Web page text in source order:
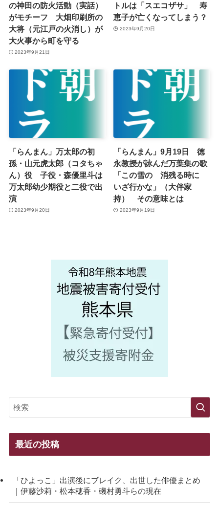
の神田の防火活動（実話）
がモチーフ 大畑印刷所の
大将（元江戸の火消し）が
大火事から町を守る
2023年9月21日
トルは「スエコザサ」 寿
恵子が亡くなってしまう？
2023年9月20日
「らんまん」万太郎の初
孫・山元虎太郎（コタちゃ
ん）役 子役・森優里斗は
万太郎幼少期役と二役で出
演
2023年9月20日
「らんまん」9月19日 徳
永教授が詠んだ万葉集の歌
「この雪の 消残る時に
いざ行かな」（大伴家
持） その意味とは
2023年9月19日
最近の投稿
「ひよっこ」出演後にブレイク、出世した俳優まとめ
｜伊藤沙莉・松本穂香・磯村勇斗らの現在